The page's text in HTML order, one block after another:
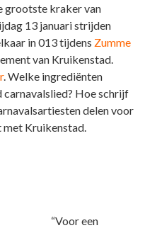
grootste kraker van
13 januari strijden
in 013 tijdens Zumme
van Kruikenstad.
. Welke ingrediënten
carnavalslied? Hoe schrijf
delen voor
met Kruikenstad.
“Voor een